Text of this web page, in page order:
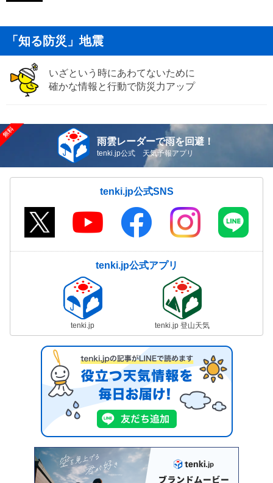
「知る防災」地震
いざという時にあわてないために
確かな情報と行動で防災力アップ
雨雲レーダーで雨を回避！
tenki.jp公式 天気予報アプリ
tenki.jp公式SNS
tenki.jp公式アプリ
tenki.jp tenki.jp 登山天気